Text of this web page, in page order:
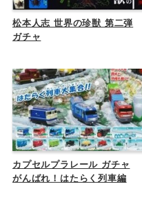
松本人志 世界の珍獣 第二弾
ガチャ
カプセルプラレール ガチャ
がんばれ！はたらく列車編